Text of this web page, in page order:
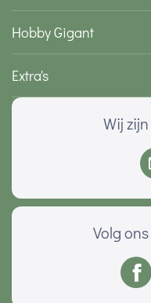
Hobby Gigant
Extra's
Wij
Volg